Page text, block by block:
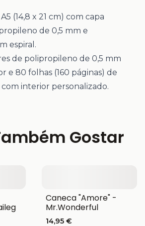
(14,8 x 21 cm) com capa
de 0,5 mm e
espiral.
de polipropileno de 0,5 mm
e 80 folhas (160 páginas) de
interior personalizado.
Gostar
Caneca "Amore" -
Mr.Wonderful
14,95 €